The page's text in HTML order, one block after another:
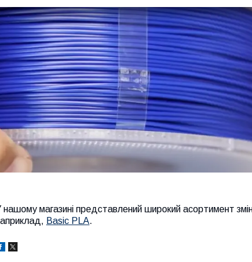
нашому магазині представлений широкий асортимент
Basic PLA.